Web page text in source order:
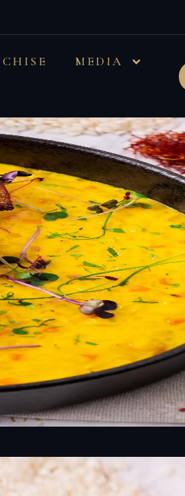
MEDIA
ريزوتو هو طبق أرز إيطالي مطبوخ بصلصة كري…